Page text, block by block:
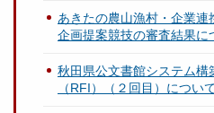
あきたの農山漁村・企業
企画提案競技の審査結果に
秋田県公文書館システム構
（RFI）（２回目）につい